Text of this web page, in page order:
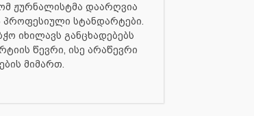
ჟურნალისტმა დაარღვია
პროფესიული სტანდარტები.
იხილავს განცხადებებს
წევრი, ისე არაწევრი
მიმართ.